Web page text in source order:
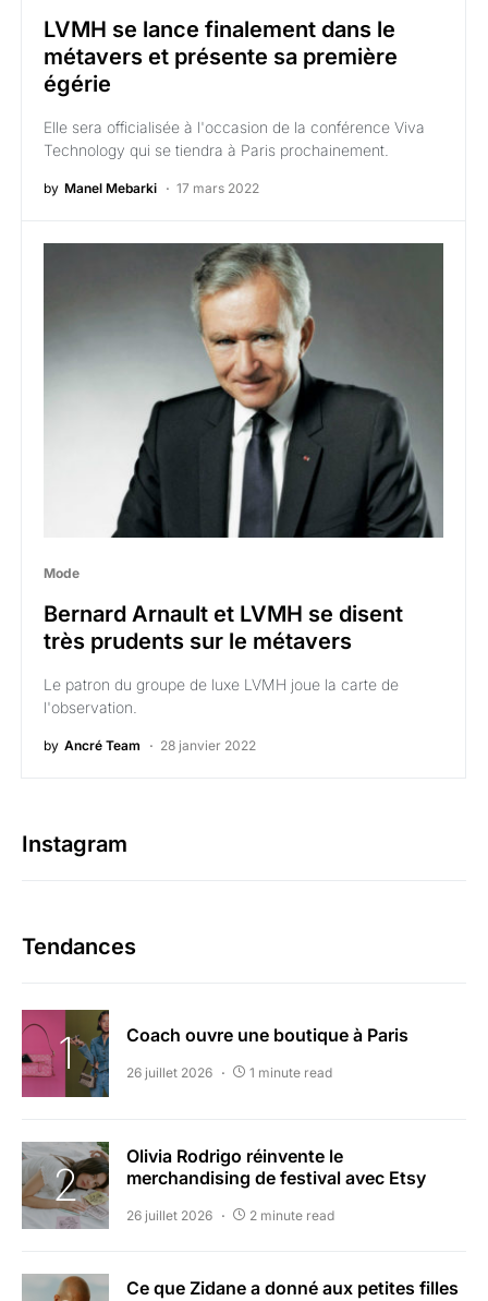
LVMH se lance finalement dans le
métavers et présente sa première
égérie
Elle sera officialisée à l'occasion de la conférence Viva
Technology qui se tiendra à Paris prochainement.
by Manel Mebarki 17 mars 2022
Mode
Bernard Arnault et LVMH se disent
très prudents sur le métavers
Le patron du groupe de luxe LVMH joue la carte de
l'observation.
by Ancré Team 28 janvier 2022
Instagram
Tendances
Coach ouvre une boutique à Paris
26 juillet 2026 1 minute read
Olivia Rodrigo réinvente le
merchandising de festival avec Etsy
26 juillet 2026 2 minute read
Ce que Zidane a donné aux petites filles